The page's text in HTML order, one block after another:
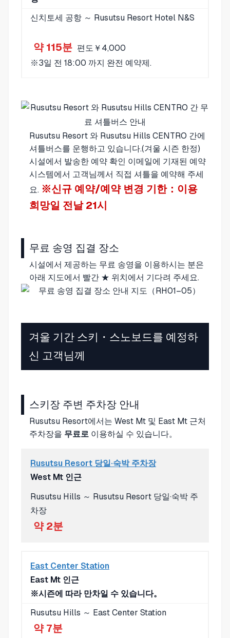
신치토세 공항 ～ Rusutsu Resort Hotel N&S
약 115분 편도￥4,000
※3일 전 18:00 까지 완전 예약제.
Rusutsu Resort 와 Rusutsu Hills CENTRO 간에
셔틀버스를 운행하고 있습니다.(겨울 시즌 한정)
시설에서 발송한 예약 확인 이메일에 기재된 예약
시스템에서 고객님께서 직접 셔틀을 예약해 주세
요. ※신규 예약/예약 변경 기한：이용
희망일 전날 21시
무료 송영 집결 장소
시설에서 제공하는 무료 송영을 이용하시는 분은
아래 지도에서 빨간 ★ 위치에서 기다려 주세요.
겨울 기간 스키・스노보드를 예정하
신 고객님께
스키장 주변 주차장 안내
Rusutsu Resort에서는 West Mt 및 East Mt 근처
주차장을 무료로 이용하실 수 있습니다。
Rusutsu Resort 당일·숙박 주차장
West Mt 인근
Rusutsu Hills ～ Rusutsu Resort 당일·숙박 주
차장
약 2분
East Center Station
East Mt 인근
※시즌에 따라 만차일 수 있습니다。
Rusutsu Hills ～ East Center Station
약 7분